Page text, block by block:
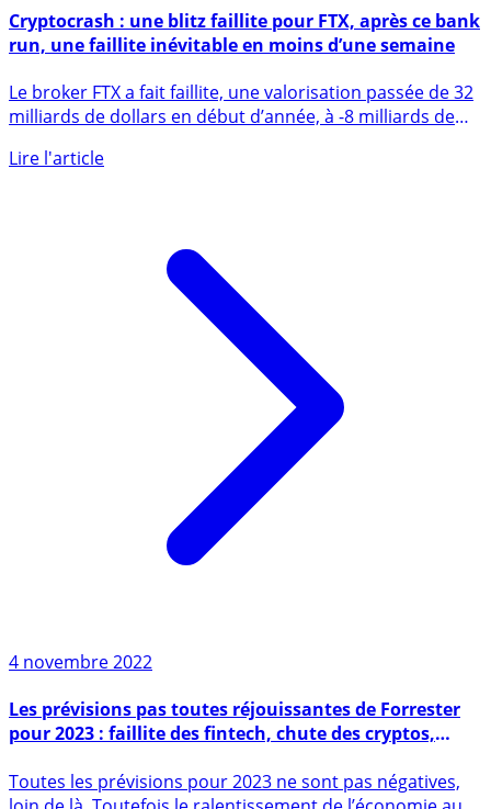
Cryptocrash : une blitz faillite pour FTX, après ce bank
Le broker FTX a fait faillite, une valorisation passée de 32
milliards de dollars en début d’année, à -8 milliards de
$ (...)
Les prévisions pas toutes réjouissantes de Forrester
retour de l’argent liquide...